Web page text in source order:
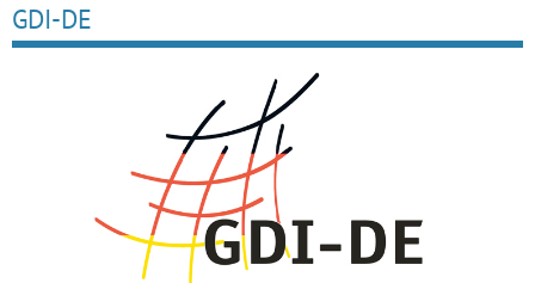
GDI-DE